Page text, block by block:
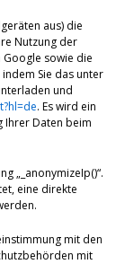
aus) die
Nutzung der
Google sowie die
Sie das unter
und
. Es wird ein
Ihrer Daten beim
„_anonymizeIp()“.
eine direkte
mit den
mit